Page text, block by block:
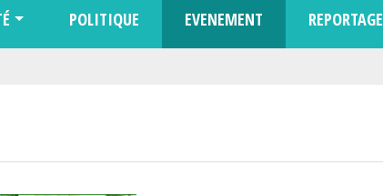
POLITIQUE EVENEMENT REPORTAGE